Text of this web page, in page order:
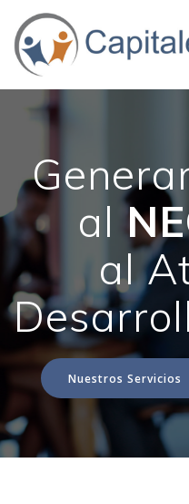
al
al
Nuestros Servicios